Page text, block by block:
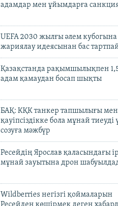
адамдар мен ұйымдарға
UEFA 2030 жылғы әлем кубогына
жариялау идеясынан бас
Қазақстанда рақымшылықпен
адам қамаудан босап шықты
БАҚ: КҚК танкер тапшылығы мен
қауіпсіздікке бола мұнай тиеуді
созуға мәжбүр
Ресейдің Ярослав қаласындағы
мұнай зауытына дрон
Wildberries негізгі қоймаларын